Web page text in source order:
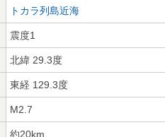
トカラ列島近海
震度1
北緯 29.3度
東経 129.3度
M2.7
約20km